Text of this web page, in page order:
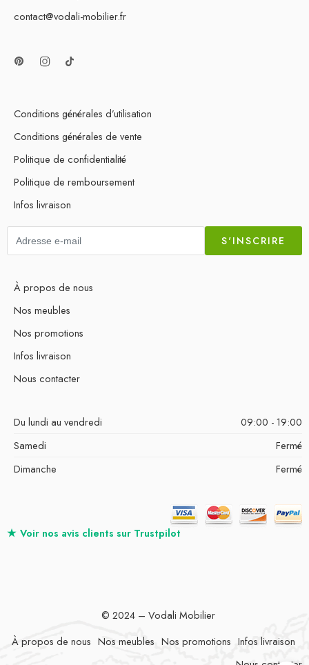
contact@vodali-mobilier.fr
Conditions générales d’utilisation
Conditions générales de vente
Politique de confidentialité
Politique de remboursement
Infos livraison
S'INSCRIRE
À propos de nous
Nos meubles
Nos promotions
Infos livraison
Nous contacter
Du lundi au vendredi
09:00 - 19:00
Samedi
Fermé
Dimanche
Fermé
★ Voir nos avis clients sur Trustpilot
© 2024 – Vodali Mobilier
À propos de nous Nos meubles Nos promotions Infos livraison